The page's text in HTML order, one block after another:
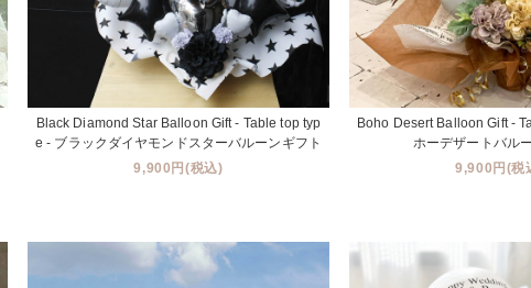
Black Diamond Star Balloon Gift - Table top typ
e - ブラックダイヤモンドスターバルーンギフト
9,900円(税込)
Boho Desert Balloon Gift -
ホーデザートバル
9,900円(税